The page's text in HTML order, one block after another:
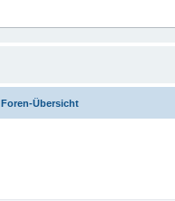
Foren-Übersicht